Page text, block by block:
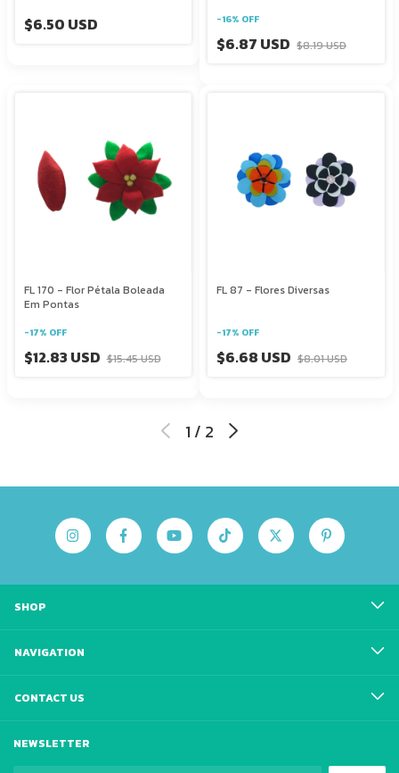
$6.50 USD -16% OFF
$6.87 USD $8.19 USD
FL 170 - Flor Pétala Boleada
Em Pontas
-17% OFF
$12.83 USD $15.45 USD
FL 87 - Flores Diversas
-17% OFF
$6.68 USD $8.01 USD
1 / 2
SHOP
NAVIGATION
CONTACT US
NEWSLETTER